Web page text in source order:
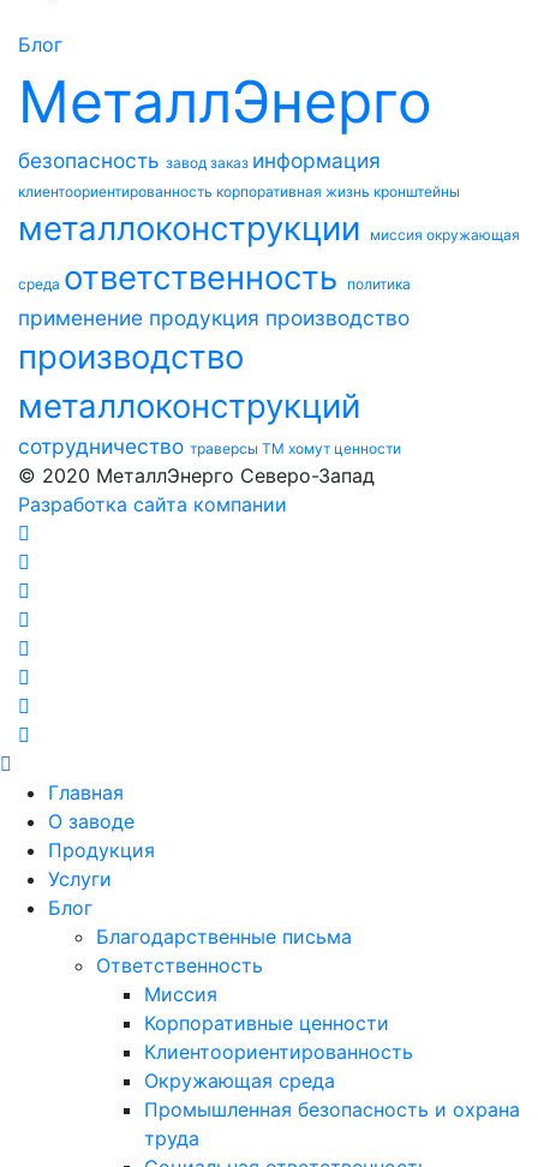
Блог
МеталлЭнерго
безопасность завод заказ информация
клиентоориентированность корпоративная жизнь кронштейны
металлоконструкции миссия окружающая
среда ответственность политика
применение продукция производство
производство
металлоконструкций
сотрудничество траверсы ТМ хомут ценности
© 2020 МеталлЭнерго Северо-Запад
Разработка сайта компании
Главная
О заводе
Продукция
Услуги
Блог
Благодарственные письма
Ответственность
Миссия
Корпоративные ценности
Клиентоориентированность
Окружающая среда
Промышленная безопасность и охрана
труда